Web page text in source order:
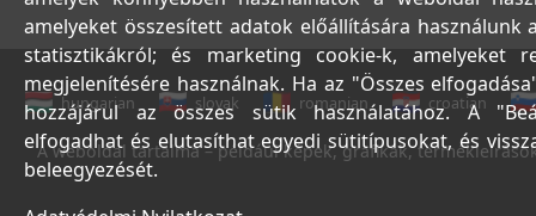
hungarian slovak romanian croatian
A weboldal tartalma – például képek, grafikák,
amelyeket összesített adatok előállítására használunk
statisztikákról; és marketing cookie-k, amelyeket
megjelenítésére használnak. Ha az "Összes
hozzájárul az összes sütik használatához. A
elfogadhat és elutasíthat egyedi sütitípusokat, és
beleegyezését.